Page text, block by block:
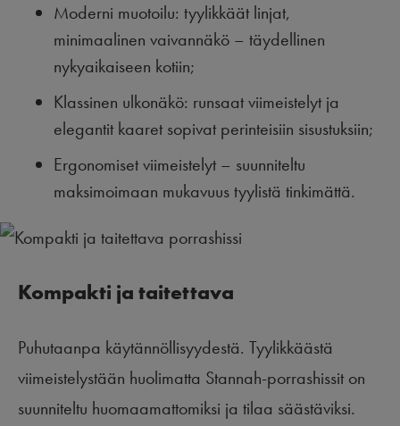
Moderni muotoilu: tyylikkäät linjat,
minimaalinen vaivannäkö – täydellinen
nykyaikaiseen kotiin;
Klassinen ulkonäkö: runsaat viimeistelyt ja
elegantit kaaret sopivat perinteisiin sisustuksiin;
Ergonomiset viimeistelyt – suunniteltu
maksimoimaan mukavuus tyylistä tinkimättä.
Kompakti ja taitettava
Puhutaanpa käytännöllisyydestä. Tyylikkäästä
viimeistelystään huolimatta Stannah-porrashissit on
suunniteltu huomaamattomiksi ja tilaa säästäviksi.